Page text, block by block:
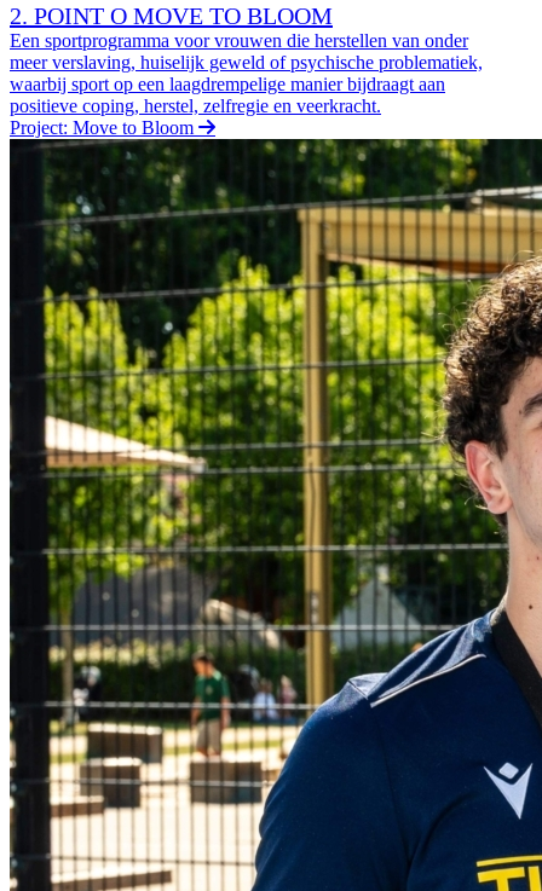
2. POINT O MOVE TO BLOOM
Een sportprogramma voor vrouwen die herstellen van onder
meer verslaving, huiselijk geweld of psychische problematiek,
waarbij sport op een laagdrempelige manier bijdraagt aan
positieve coping, herstel, zelfregie en veerkracht.
Project: Move to Bloom